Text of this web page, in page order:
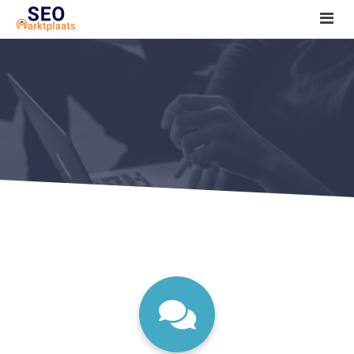
SEO tools reviews
Marketeer bij jou in de buurt?
Offerte
1. Seo voor beginners +
2. Onderzoeken +